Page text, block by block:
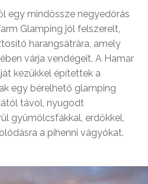
egy mindössze negyedórás
Glamping jól felszerelt,
harangsátrára, amely
várja vendégeit. A Hamar
kezükkel építettek a
egy bérelhető glamping
távol, nyugodt
gyümölcsfákkal, erdőkkel,
a pihenni vágyókat.